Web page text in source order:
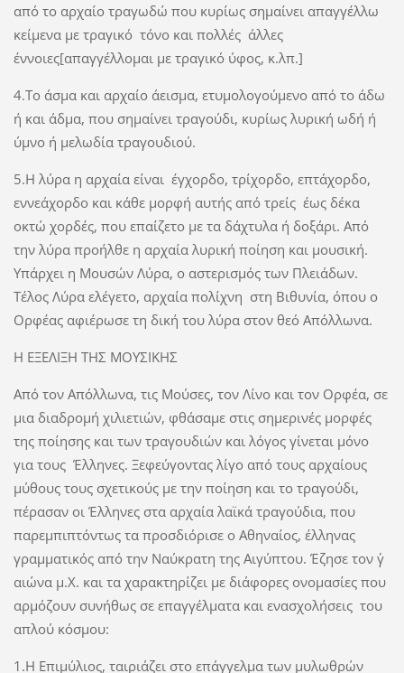
από το αρχαίο τραγωδώ που κυρίως σημαίνει απαγγέλλω
κείμενα με τραγικό τόνο και πολλές άλλες
έννοιες[απαγγέλλομαι με τραγικό ύφος, κ.λπ.]
4.Το άσμα και αρχαίο άεισμα, ετυμολογούμενο από το άδω
ή και άδμα, που σημαίνει τραγούδι, κυρίως λυρική ωδή ή
ύμνο ή μελωδία τραγουδιού.
5.Η λύρα η αρχαία είναι έγχορδο, τρίχορδο, επτάχορδο,
εννεάχορδο και κάθε μορφή αυτής από τρείς έως δέκα
οκτώ χορδές, που επαίζετο με τα δάχτυλα ή δοξάρι. Από
την λύρα προήλθε η αρχαία λυρική ποίηση και μουσική.
Υπάρχει η Μουσών Λύρα, ο αστερισμός των Πλειάδων.
Τέλος Λύρα ελέγετο, αρχαία πολίχνη στη Βιθυνία, όπου ο
Ορφέας αφιέρωσε τη δική του λύρα στον θεό Απόλλωνα.
Η ΕΞΕΛΙΞΗ ΤΗΣ ΜΟΥΣΙΚΗΣ
Από τον Απόλλωνα, τις Μούσες, τον Λίνο και τον Ορφέα, σε
μια διαδρομή χιλιετιών, φθάσαμε στις σημερινές μορφές
της ποίησης και των τραγουδιών και λόγος γίνεται μόνο
για τους Έλληνες. Ξεφεύγοντας λίγο από τους αρχαίους
μύθους τους σχετικούς με την ποίηση και το τραγούδι,
πέρασαν οι Έλληνες στα αρχαία λαϊκά τραγούδια, που
παρεμπιπτόντως τα προσδιόρισε ο Αθηναίος, έλληνας
γραμματικός από την Ναύκρατη της Αιγύπτου. Έζησε τον γ΄
αιώνα μ.Χ. και τα χαρακτηρίζει με διάφορες ονομασίες που
αρμόζουν συνήθως σε επαγγέλματα και ενασχολήσεις του
απλού κόσμου:
1.Η Επιμύλιος, ταιριάζει στο επάγγελμα των μυλωθρών